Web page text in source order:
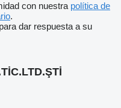
con nuestra política de
.
dar respuesta a su